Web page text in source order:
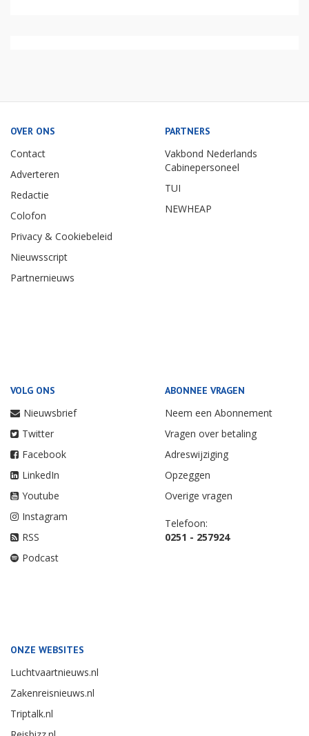
OVER ONS
Contact
Adverteren
Redactie
Colofon
Privacy & Cookiebeleid
Nieuwsscript
Partnernieuws
PARTNERS
Vakbond Nederlands
Cabinepersoneel
TUI
NEWHEAP
VOLG ONS
Nieuwsbrief
Twitter
Facebook
LinkedIn
Youtube
Instagram
RSS
Podcast
ABONNEE VRAGEN
Neem een Abonnement
Vragen over betaling
Adreswijziging
Opzeggen
Overige vragen
Telefoon:
0251 - 257924
ONZE WEBSITES
Luchtvaartnieuws.nl
Zakenreisnieuws.nl
Triptalk.nl